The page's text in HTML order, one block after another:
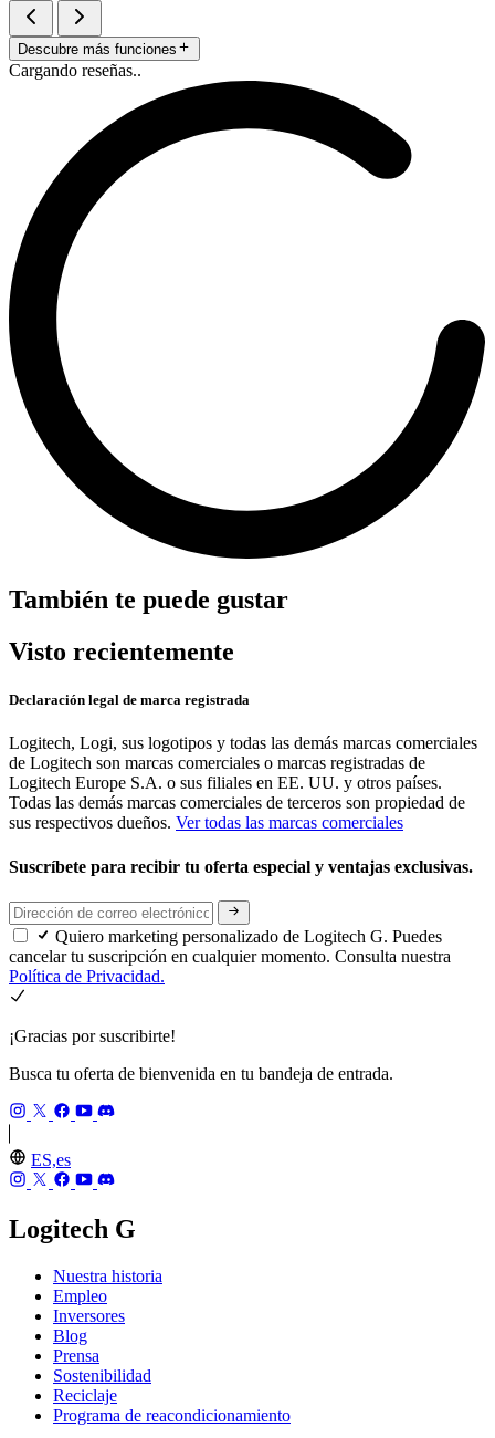
Descubre más funciones
Cargando reseñas..
También te puede gustar
Visto recientemente
Declaración legal de marca registrada
Logitech, Logi, sus logotipos y todas las demás marcas comerciales
de Logitech son marcas comerciales o marcas registradas de
Logitech Europe S.A. o sus filiales en EE. UU. y otros países.
Todas las demás marcas comerciales de terceros son propiedad de
sus respectivos dueños. Ver todas las marcas comerciales
Suscríbete para recibir tu oferta especial y ventajas exclusivas.
Quiero marketing personalizado de Logitech G. Puedes
cancelar tu suscripción en cualquier momento. Consulta nuestra
Política de Privacidad.
¡Gracias por suscribirte!
Busca tu oferta de bienvenida en tu bandeja de entrada.
ES,es
Logitech G
Nuestra historia
Empleo
Inversores
Blog
Prensa
Sostenibilidad
Reciclaje
Programa de reacondicionamiento